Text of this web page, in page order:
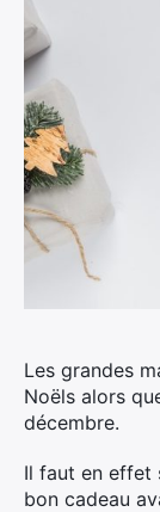
Les grandes
Noëls alors
décembre.
Il faut en effet
bon cadeau